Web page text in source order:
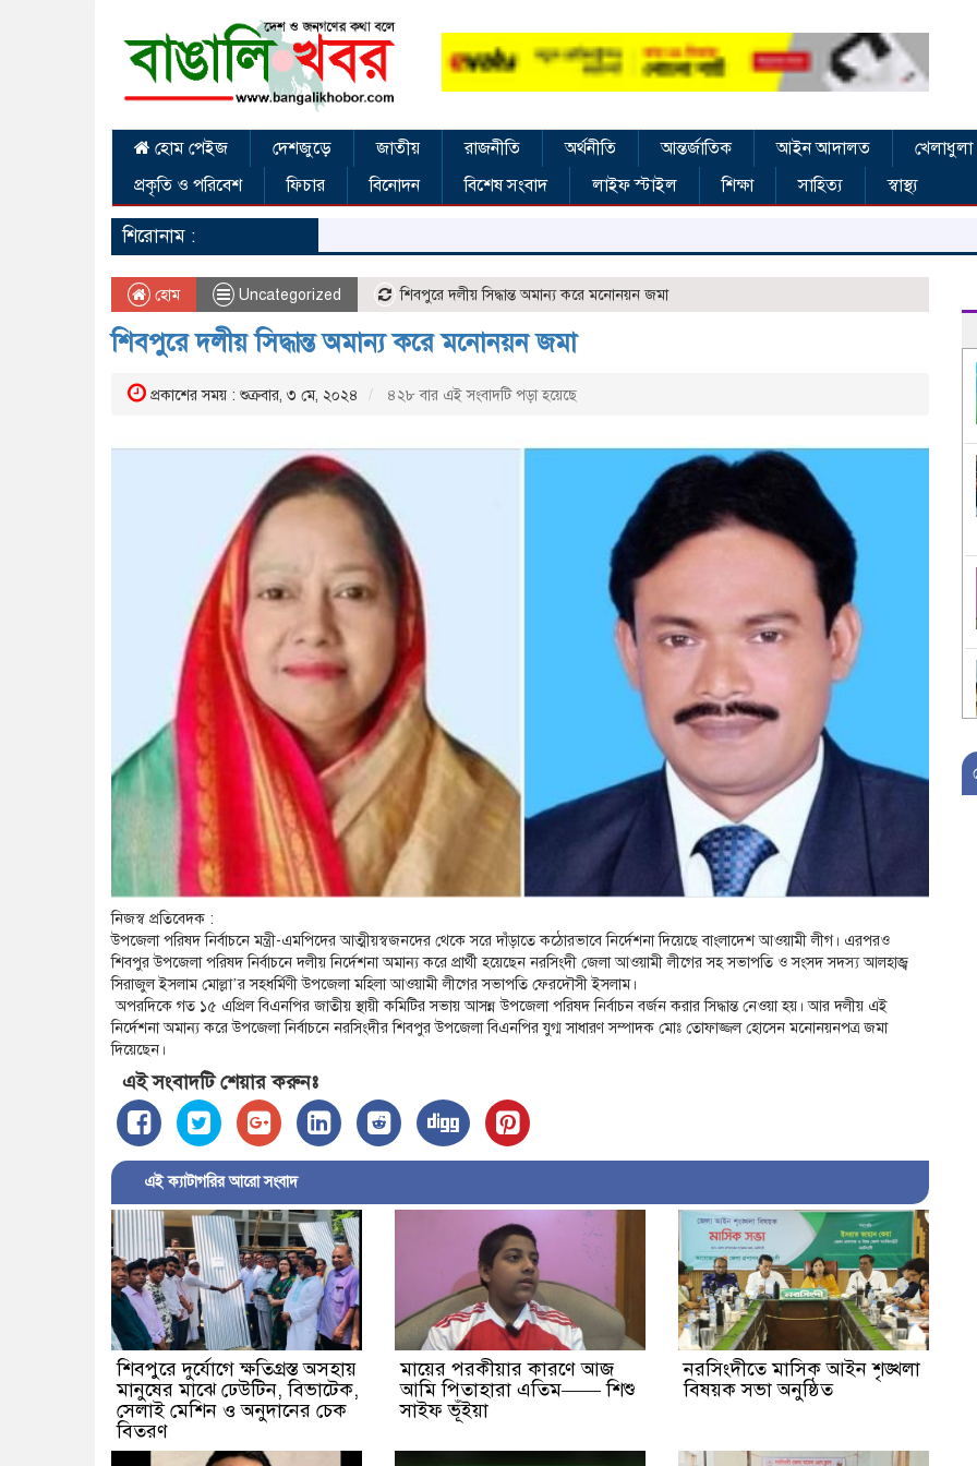
হোম পেইজ দেশজুড়ে জাতীয় রাজনীতি অর্থনীতি আন্তর্জাতিক আইন আদালত খেলাধুলা
প্রকৃতি ও পরিবেশ
ফিচার বিনোদন বিশেষ সংবাদ লাইফ স্টাইল শিক্ষা সাহিত্য স্বাস্থ্য
শিরোনাম :
হোম Uncategorized শিবপুরে দলীয় সিদ্ধান্ত অমান্য করে মনোনয়ন জমা
শিবপুরে দলীয় সিদ্ধান্ত অমান্য করে মনোনয়ন জমা
প্রকাশের সময় : শুক্রবার, ৩ মে, ২০২৪ ৪২৮ বার এই সংবাদটি পড়া হয়েছে
নিজস্ব প্রতিবেদক :
উপজেলা পরিষদ নির্বাচনে মন্ত্রী-এমপিদের আত্মীয়স্বজনদের থেকে সরে দাঁড়াতে কঠোরভাবে নির্দেশনা দিয়েছে বাংলাদেশ আওয়ামী লীগ। এরপরও
শিবপুর উপজেলা পরিষদ নির্বাচনে দলীয় নির্দেশনা অমান্য করে প্রার্থী হয়েছেন নরসিংদী জেলা আওয়ামী লীগের সহ সভাপতি ও সংসদ সদস্য আলহাজ্ব
সিরাজুল ইসলাম মোল্লা’র সহধর্মিণী উপজেলা মহিলা আওয়ামী লীগের সভাপতি ফেরদৌসী ইসলাম।
অপরদিকে গত ১৫ এপ্রিল বিএনপির জাতীয় স্থায়ী কমিটির সভায় আসন্ন উপজেলা পরিষদ নির্বাচন বর্জন করার সিদ্ধান্ত নেওয়া হয়। আর দলীয় এই
নির্দেশনা অমান্য করে উপজেলা নির্বাচনে নরসিংদীর শিবপুর উপজেলা বিএনপির যুগ্ম সাধারণ সম্পাদক মোঃ তোফাজ্জল হোসেন মনোনয়নপত্র জমা
দিয়েছেন।
এই সংবাদটি শেয়ার করুনঃ
এই ক্যাটাগরির আরো সংবাদ
শিবপুরে দুর্যোগে ক্ষতিগ্রস্ত অসহায়
মানুষের মাঝে ঢেউটিন, বিভাটেক,
সেলাই মেশিন ও অনুদানের চেক
বিতরণ
মায়ের পরকীয়ার কারণে আজ
আমি পিতাহারা এতিম—— শিশু
সাইফ ভূঁইয়া
নরসিংদীতে মাসিক আইন শৃঙ্খলা
বিষয়ক সভা অনুষ্ঠিত